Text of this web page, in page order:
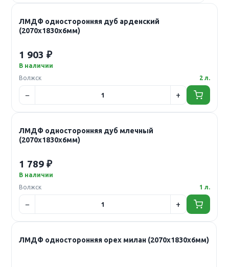
ЛМДФ односторонняя дуб арденский
(2070х1830х6мм)
1 903 ₽
В наличии
Волжск
2 л.
ЛМДФ односторонняя дуб млечный
(2070х1830х6мм)
1 789 ₽
В наличии
Волжск
1 л.
ЛМДФ односторонняя орех милан (2070х1830х6мм)